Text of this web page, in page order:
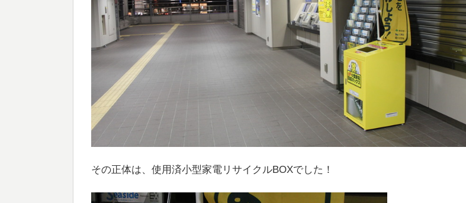
その正体は、使用済小型家電リサイクルBOXでした！